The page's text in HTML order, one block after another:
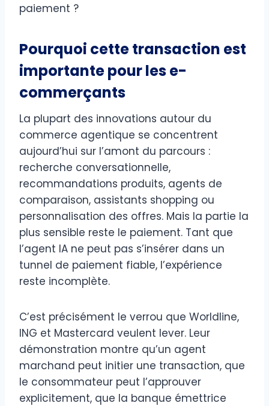
paiement ?
Pourquoi cette transaction est
importante pour les e-
commerçants
La plupart des innovations autour du
commerce agentique se concentrent
aujourd’hui sur l’amont du parcours :
recherche conversationnelle,
recommandations produits, agents de
comparaison, assistants shopping ou
personnalisation des offres. Mais la partie la
plus sensible reste le paiement. Tant que
l’agent IA ne peut pas s’insérer dans un
tunnel de paiement fiable, l’expérience
reste incomplète.
C’est précisément le verrou que Worldline,
ING et Mastercard veulent lever. Leur
démonstration montre qu’un agent
marchand peut initier une transaction, que
le consommateur peut l’approuver
explicitement, que la banque émettrice